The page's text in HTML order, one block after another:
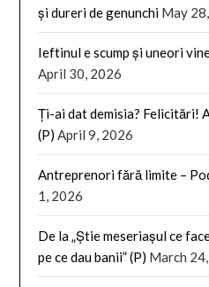
și dureri de genunchi May
Ieftinul e scump și uneori
April 30, 2026
Ți-ai dat demisia? Felicitări!
(P) April 9, 2026
Antreprenori fără limite –
1, 2026
De la „Știe meseriașul ce
pe ce dau banii” (P) March